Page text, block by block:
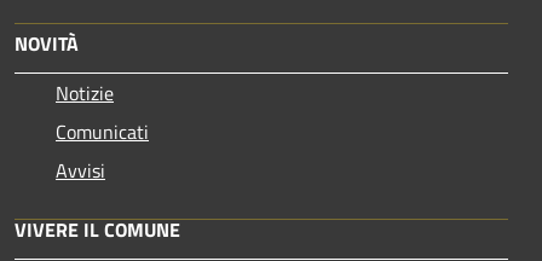
NOVITÀ
Notizie
Comunicati
Avvisi
VIVERE IL COMUNE